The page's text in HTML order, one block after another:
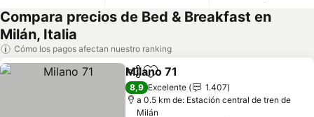
Compara precios de Bed & Breakfast en
Milán, Italia
Cómo los pagos afectan nuestro ranking
CompartirAgregar a favoritos
Milano 71
8,9 Excelente
1.407
a 0.5 km de: Estación central de tren de
Milán